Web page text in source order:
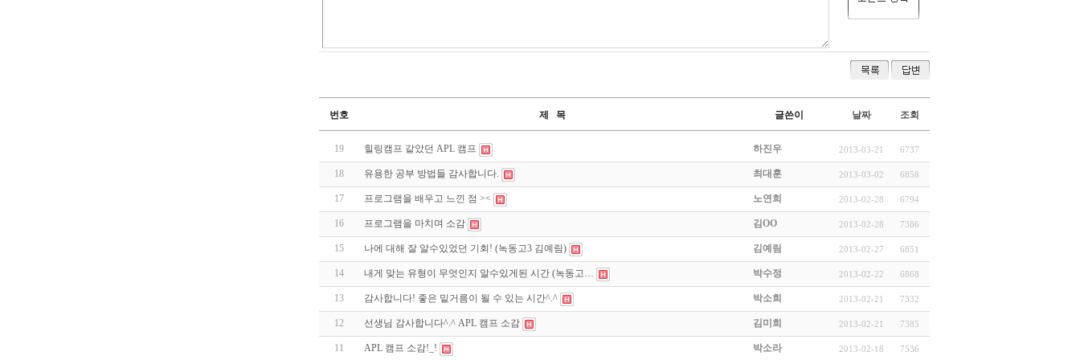
번호 제 목 글쓴이 날짜 조회
19 힐링캠프 같았던 APL 캠프 하진우 2013-03-21 6737
18 유용한 공부 방법들 감사합니다. 최대훈 2013-03-02 6858
17 프로그램을 배우고 느낀 점 >< 노연희 2013-02-28 6794
16 프로그램을 마치며 소감 김OO 2013-02-28 7386
15 나에 대해 잘 알수있었던 기회! (녹동고3 김예림) 김예림 2013-02-27 6851
14 내게 맞는 유형이 무엇인지 알수있게된 시간 (녹동고… 박수정 2013-02-22 6868
13 감사합니다! 좋은 밑거름이 될 수 있는 시간^.^ 박소희 2013-02-21 7332
12 선생님 감사합니다^.^ APL 캠프 소감 김미희 2013-02-21 7385
11 APL 캠프 소감!_! 박소라 2013-02-18 7536